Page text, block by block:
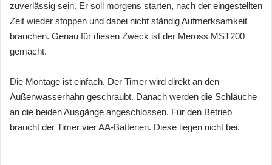
zuverlässig sein. Er soll morgens starten, nach der eingestellten
Zeit wieder stoppen und dabei nicht ständig Aufmerksamkeit
brauchen. Genau für diesen Zweck ist der Meross MST200
gemacht.
Die Montage ist einfach. Der Timer wird direkt an den
Außenwasserhahn geschraubt. Danach werden die Schläuche
an die beiden Ausgänge angeschlossen. Für den Betrieb
braucht der Timer vier AA-Batterien. Diese liegen nicht bei.